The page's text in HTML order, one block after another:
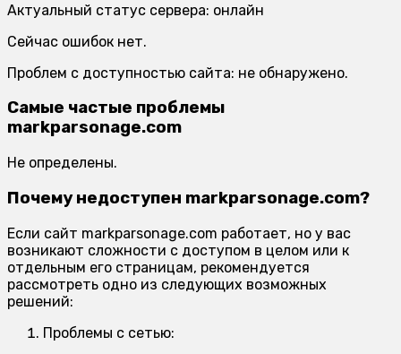
Актуальный статус сервера: онлайн
Сейчас ошибок нет.
Проблем с доступностью сайта: не обнаружено.
Самые частые проблемы
markparsonage.com
Не определены.
Почему недоступен markparsonage.com?
Если сайт markparsonage.com работает, но у вас
возникают сложности с доступом в целом или к
отдельным его страницам, рекомендуется
рассмотреть одно из следующих возможных
решений:
Проблемы с сетью: